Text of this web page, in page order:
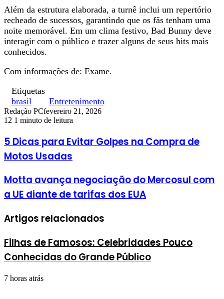
Além da estrutura elaborada, a turnê inclui um repertório
recheado de sucessos, garantindo que os fãs tenham uma
noite memorável. Em um clima festivo, Bad Bunny deve
interagir com o público e trazer alguns de seus hits mais
conhecidos.
Com informações de: Exame.
Etiquetas
brasil
Entretenimento
Redação PCfevereiro 21, 2026
12 1 minuto de leitura
5 Dicas para Evitar Golpes na Compra de
Motos Usadas
Motta avança negociação do Mercosul com
a UE diante de tarifas dos EUA
Artigos relacionados
Filhas de Famosos: Celebridades Pouco
Conhecidas do Grande Público
7 horas atrás